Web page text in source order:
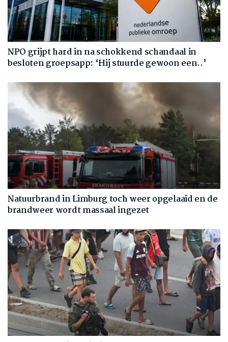
NPO grijpt hard in na schokkend schandaal in
besloten groepsapp: ‘Hij stuurde gewoon een..’
Natuurbrand in Limburg toch weer opgelaaid en de
brandweer wordt massaal ingezet